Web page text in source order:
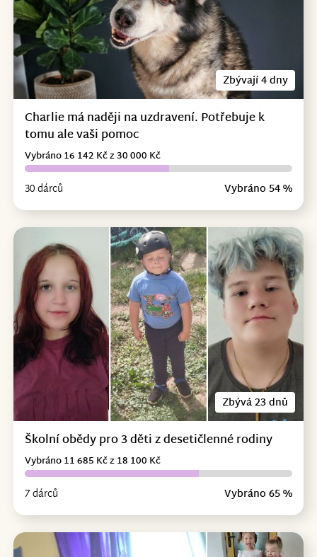
Zbývají 4 dny
Charlie má naději na uzdravení. Potřebuje k
tomu ale vaši pomoc
30 dárců Vybráno 54 %
Vybráno 16 142 Kč z 30 000 Kč
Zbývá 23 dnů
Školní obědy pro 3 děti z desetičlenné rodiny
7 dárců Vybráno 65 %
Vybráno 11 685 Kč z 18 100 Kč